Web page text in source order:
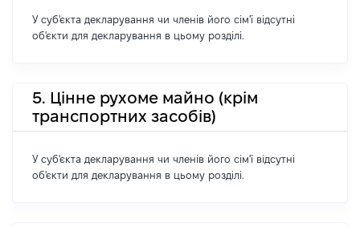
У суб'єкта декларування чи членів його сім'ї відсутні
об'єкти для декларування в цьому розділі.
5. Цінне рухоме майно (крім
транспортних засобів)
У суб'єкта декларування чи членів його сім'ї відсутні
об'єкти для декларування в цьому розділі.